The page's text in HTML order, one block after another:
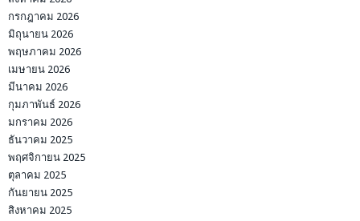
กรกฎาคม 2026
มิถุนายน 2026
พฤษภาคม 2026
เมษายน 2026
มีนาคม 2026
กุมภาพันธ์ 2026
มกราคม 2026
ธันวาคม 2025
พฤศจิกายน 2025
ตุลาคม 2025
กันยายน 2025
สิงหาคม 2025